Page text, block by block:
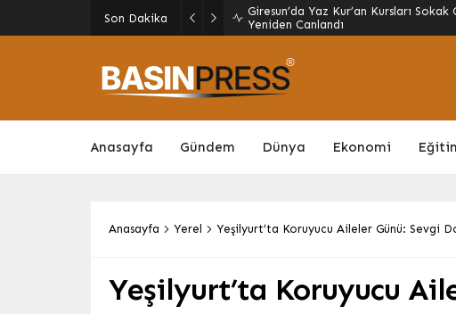
Son Dakika
TMO’dan Fındık Üreticilerine Müjde:
Destekler Açıklandı
Anasayfa Gündem Dünya Ekonomi
Anasayfa Yerel Yeşilyurt’ta Koruyucu Aileler Günü: Sevgi
Yeşilyurt’ta Koruyucu